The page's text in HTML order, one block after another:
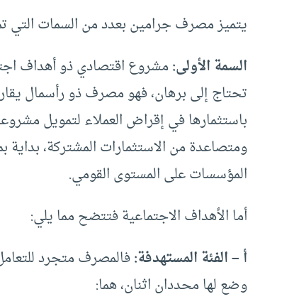
يتميز مصرف جرامين بعدد من السمات التي
السمة الأولى:مشروع اقتصادي ذو أهداف
باستثمارها في إقراض العملاء لتمويل
ومتصاعدة من الاستثمارات المشتركة،
المؤسسات على المستوى القومي.
أما الأهداف الاجتماعية فتتضح مما يلي:
أ – الفئة المستهدفة:
وضع لها محددان اثنان، هما: